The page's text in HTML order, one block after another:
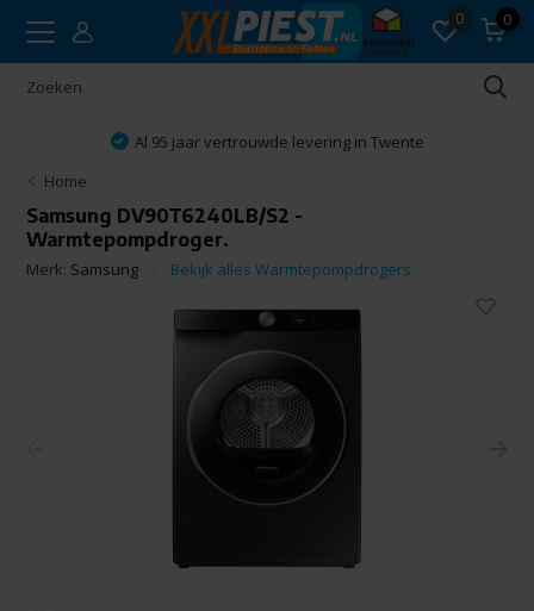
0 0
Al 95 jaar vertrouwde levering in Twente
Home
Samsung DV90T6240LB/S2 -
Warmtepompdroger.
Merk: Samsung Bekijk alles Warmtepompdrogers